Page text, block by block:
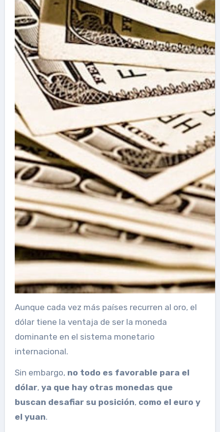
Aunque cada vez más países recurren al oro, el
dólar tiene la ventaja de ser la moneda
dominante en el sistema monetario
internacional.
Sin embargo, no todo es favorable para el
dólar, ya que hay otras monedas que
buscan desafiar su posición, como el euro y
el yuan.